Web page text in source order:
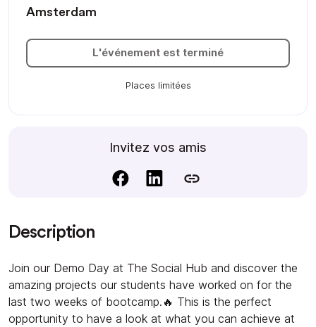
Amsterdam
L'événement est terminé
Places limitées
Invitez vos amis
Description
Join our Demo Day at The Social Hub and discover the
amazing projects our students have worked on for the
last two weeks of bootcamp.🔥 This is the perfect
opportunity to have a look at what you can achieve at